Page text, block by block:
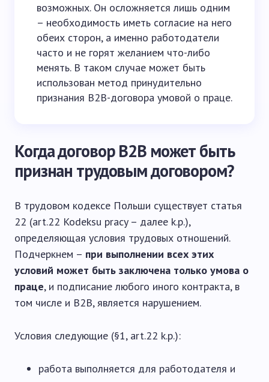
возможных. Он осложняется лишь одним
– необходимость иметь согласие на него
обеих сторон, а именно работодатели
часто и не горят желанием что-либо
менять. В таком случае может быть
использован метод принудительно
признания B2B-договора умовой о праце.
Когда договор B2B может быть
признан трудовым договором?
В трудовом кодексе Польши существует статья
22 (art.22 Kodeksu pracy – далее k.p.),
определяющая условия трудовых отношений.
Подчеркнем – при выполнении всех этих
условий может быть заключена только умова о
праце, и подписание любого иного контракта, в
том числе и B2B, является нарушением.
Условия следующие (§1, art.22 k.p.):
работа выполняется для работодателя и